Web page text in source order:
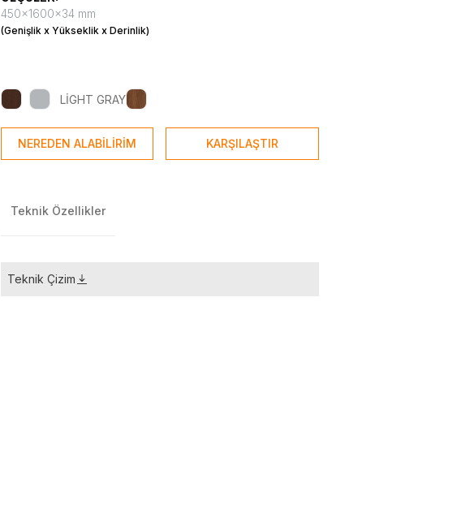
450x1600x34 mm
(Genişlik x Yükseklik x Derinlik)
LİGHT GRAY
NEREDEN ALABİLİRİM KARŞILAŞTIR
Teknik Özellikler
Teknik Çizim